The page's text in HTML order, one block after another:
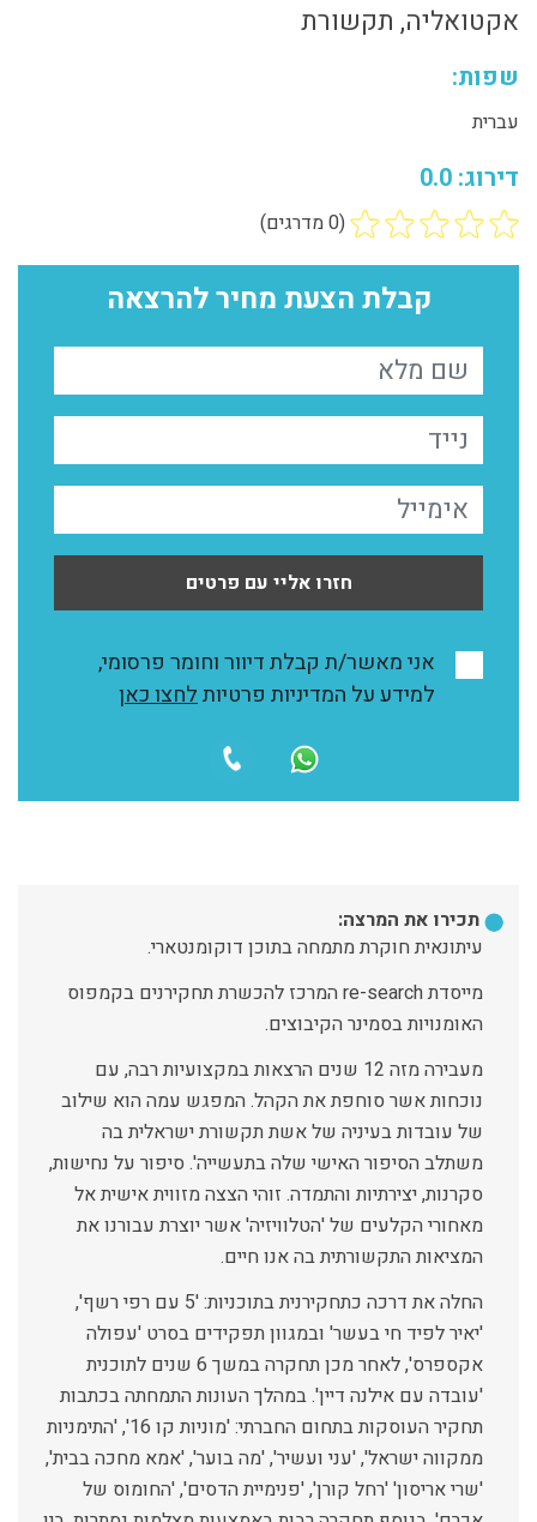
אקטואליה, תקשורת
שפות:
עברית
דירוג: 0.0
(0 מדרגים)
קבלת הצעת מחיר להרצאה
חזרו אליי עם פרטים
אני מאשר/ת קבלת דיוור וחומר פרסומי,
למידע על המדיניות פרטיותלחצו כאן
תכירו את המרצה:
עיתונאית חוקרת מתמחה בתוכן דוקומנטארי.
מייסדת re-search המרכז להכשרת תחקירנים בקמפוס
האומנויות בסמינר הקיבוצים.
מעבירה מזה 12 שנים הרצאות במקצועיות רבה, עם
נוכחות אשר סוחפת את הקהל. המפגש עמה הוא שילוב
של עובדות בעיניה של אשת תקשורת ישראלית בה
משתלב הסיפור האישי שלה בתעשייה'. סיפור על נחישות,
סקרנות, יצירתיות והתמדה. זוהי הצצה מזווית אישית אל
מאחורי הקלעים של 'הטלוויזיה' אשר יוצרת עבורנו את
המציאות התקשורתית בה אנו חיים.
החלה את דרכה כתחקירנית בתוכניות: '5 עם רפי רשף',
'יאיר לפיד חי בעשר' ובמגוון תפקידים בסרט 'עפולה
אקספרס', לאחר מכן תחקרה במשך 6 שנים לתוכנית
'עובדה עם אילנה דיין'. במהלך העונות התמחתה בכתבות
תחקיר העוסקות בתחום החברתי: 'מוניות קו 16', 'התימניות
ממקווה ישראל', 'עני ועשיר', 'מה בוער', 'אמא מחכה בבית',
'שרי אריסון' 'רחל קורן', 'פנימיית הדסים', 'החומוס של